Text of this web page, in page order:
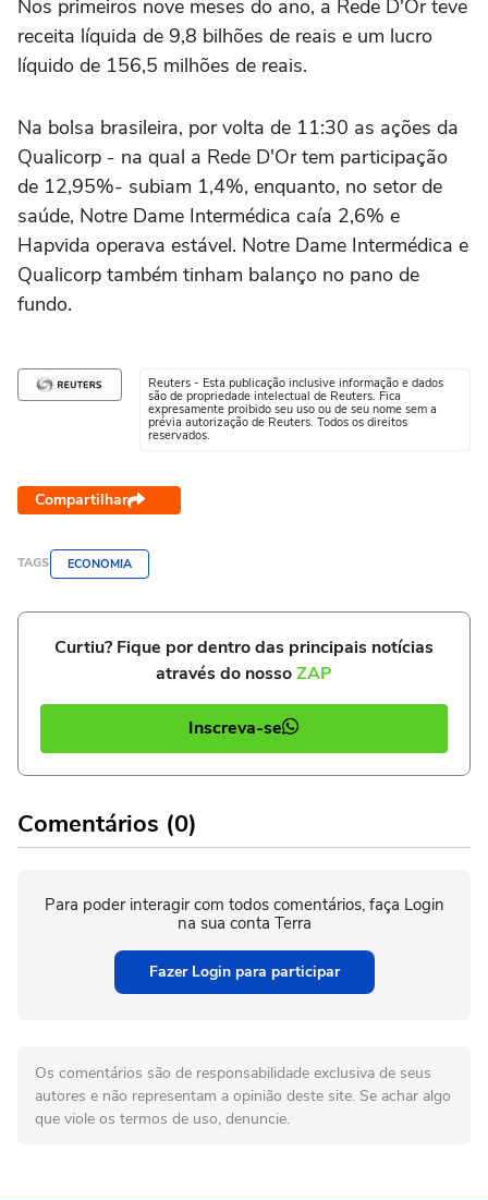
Nos primeiros nove meses do ano, a Rede D'Or teve
receita líquida de 9,8 bilhões de reais e um lucro
líquido de 156,5 milhões de reais.
Na bolsa brasileira, por volta de 11:30 as ações da
Qualicorp - na qual a Rede D'Or tem participação
de 12,95%- subiam 1,4%, enquanto, no setor de
saúde, Notre Dame Intermédica caía 2,6% e
Hapvida operava estável. Notre Dame Intermédica e
Qualicorp também tinham balanço no pano de
fundo.
Reuters - Esta publicação inclusive informação e dados
são de propriedade intelectual de Reuters. Fica
expresamente proibido seu uso ou de seu nome sem a
prévia autorização de Reuters. Todos os direitos
reservados.
Compartilhar
TAGS ECONOMIA
Curtiu? Fique por dentro das principais notícias
através do nossoZAP
Inscreva-se
Comentários (0)
Para poder interagir com todos comentários, faça Login
na sua conta Terra
Fazer Login para participar
Os comentários são de responsabilidade exclusiva de seus
autores e não representam a opinião deste site. Se achar algo
que viole os termos de uso, denuncie.